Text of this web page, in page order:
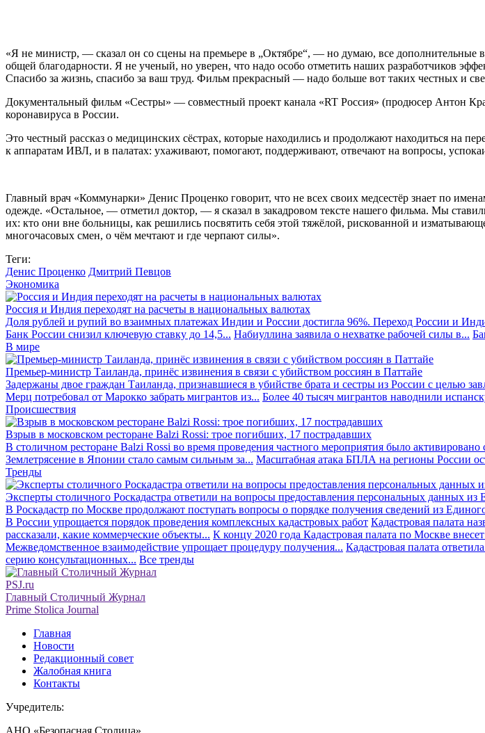
«Я не министр, — сказал он со сцены на премьере в „Октябре“, — но думаю, все
общей благодарности. Я не ученый, но уверен, что надо особо отметить наших разработчиков
Спасибо за жизнь, спасибо за ваш труд. Фильм прекрасный — надо больше вот таких честных и
Документальный фильм «Сестры» — совместный проект канала «RT Россия» (продюсер Антон
коронавируса в России.
Это честный рассказ о медицинских сёстрах, которые находились и продолжают находиться на
к аппаратам ИВЛ, и в палатах: ухаживают, помогают, поддерживают, отвечают на вопросы,
Главный врач «Коммунарки» Денис Проценко говорит, что не всех своих медсестёр знает по
одежде. «Остальное, — отметил доктор, — я сказал в закадровом тексте нашего фильма. Мы
их: кто они вне больницы, как решились посвятить себя этой тяжёлой, рискованной и
многочасовых смен, о чём мечтают и где черпают силы».
Теги:
Денис Проценко Дмитрий Певцов
Экономика
Россия и Индия переходят на расчеты в национальных валютах
Доля рублей и рупий во взаимных платежах Индии и России достигла 96%. Переход России и
Банк России снизил ключевую ставку до 14,5... Набиуллина заявила о нехватке рабочей силы в...
В мире
Премьер-министр Таиланда, принёс извинения в связи с убийством россиян в Паттайе
Задержаны двое граждан Таиланда, признавшиеся в убийстве брата и сестры из России с целью
Мерц потребовал от Марокко забрать мигрантов из... Более 40 тысяч мигрантов наводнили
Происшествия
Взрыв в московском ресторане Balzi Rossi: трое погибших, 17 пострадавших
В столичном ресторане Balzi Rossi во время проведения частного мероприятия было активировано
Землетрясение в Японии стало самым сильным за... Масштабная атака БПЛА на регионы России
Тренды
Эксперты столичного Роскадастра ответили на вопросы предоставления персональных данных из
В Роскадастр по Москве продолжают поступать вопросы о порядке получения сведений из
В России упрощается порядок проведения комплексных кадастровых работ Кадастровая палата
рассказали, какие коммерческие объекты... К концу 2020 года Кадастровая палата по Москве
Межведомственное взаимодействие упрощает процедуру получения... Кадастровая палата
серию консультационных... Все тренды
PSJ.ru
Главный Столичный Журнал
Prime Stolica Journal
Главная
Новости
Редакционный совет
Жалобная книга
Контакты
Учредитель:
АНО «Безопасная Столица»